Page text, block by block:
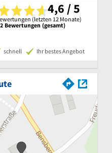
4,6 / 5
(letzten 12 Monate)
Bewertungen (gesamt)
schnell Ihr bestes Angebot